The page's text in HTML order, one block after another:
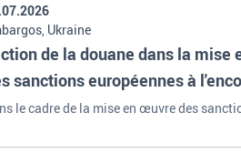
le cadre de la mise en œuvre des
de la douane dans la mise
sanctions européennes à
de Russie
Ukraine